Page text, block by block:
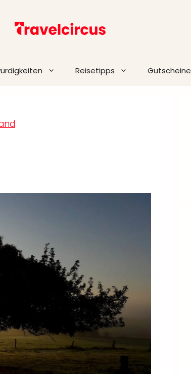
Reisetipps Gutscheine